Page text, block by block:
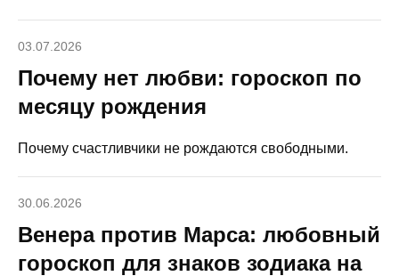
03.07.2026
Почему нет любви: гороскоп по
месяцу рождения
Почему счастливчики не рождаются свободными.
30.06.2026
Венера против Марса: любовный
гороскоп для знаков зодиака на